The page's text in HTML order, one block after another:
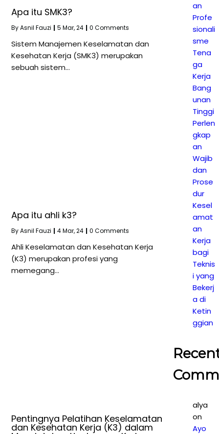
Apa itu SMK3?
ByAsnil Fauzi | 5 Mar, 24 | 0 Comments
Sistem Manajemen Keselamatan dan
Kesehatan Kerja (SMK3) merupakan
sebuah sistem…
Apa itu ahli k3?
ByAsnil Fauzi | 4Mar, 24 | 0 Comments
Ahli Keselamatan dan Kesehatan Kerja
(K3) merupakan profesi yang
memegang…
Pentingnya Pelatihan Keselamatan
dan Kesehatan Kerja (K3) dalam
an
Profe
sionali
sme
Tena
ga
Kerja
Bang
unan
Tinggi
Perlen
gkap
an
Wajib
dan
Prose
dur
Kesel
amat
an
Kerja
bagi
Teknis
i yang
Bekerj
a di
Ketin
ggian
alya
on
Ayo